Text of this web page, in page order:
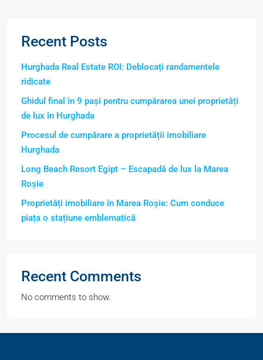
Recent Posts
Hurghada Real Estate ROI: Deblocați randamentele
ridicate
Ghidul final în 9 pași pentru cumpărarea unei proprietăți
de lux în Hurghada
Procesul de cumpărare a proprietății imobiliare
Hurghada
Long Beach Resort Egipt – Escapadă de lux la Marea
Roșie
Proprietăți imobiliare în Marea Roșie: Cum conduce
piața o stațiune emblematică
Recent Comments
No comments to show.